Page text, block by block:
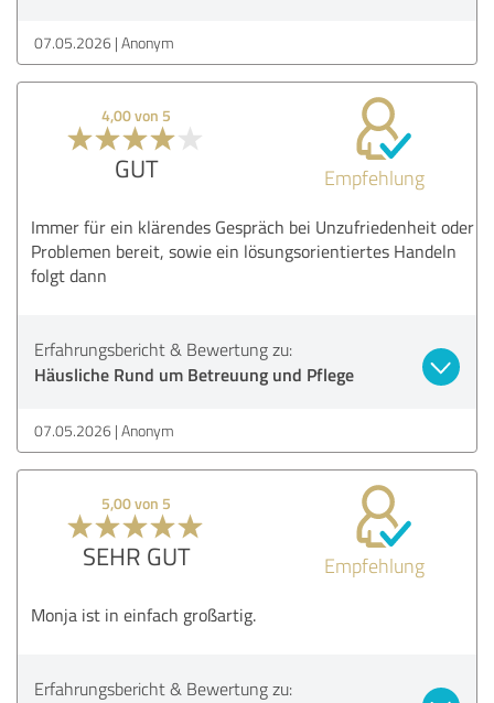
07.05.2026 Anonym
4,00 von 5
GUT Empfehlung
Immer für ein klärendes Gespräch bei Unzufriedenheit oder
Problemen bereit, sowie ein lösungsorientiertes Handeln
folgt dann
Erfahrungsbericht & Bewertung zu:
Häusliche Rund um Betreuung und Pflege
07.05.2026 Anonym
5,00 von 5
SEHR GUT Empfehlung
Monja ist in einfach großartig.
Erfahrungsbericht & Bewertung zu: